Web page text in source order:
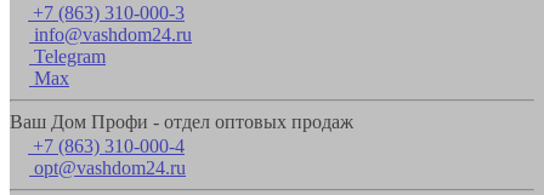
+7 (863) 310-000-3
info@vashdom24.ru
Telegram
Max
Ваш Дом Профи - отдел оптовых продаж
+7 (863) 310-000-4
opt@vashdom24.ru